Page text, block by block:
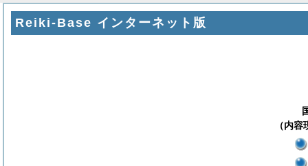
Reiki-Base インターネット版
（内